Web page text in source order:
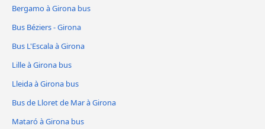
Bergamo à Girona bus
Bus Béziers - Girona
Bus L'Escala à Girona
Lille à Girona bus
Lleida à Girona bus
Bus de Lloret de Mar à Girona
Mataró à Girona bus